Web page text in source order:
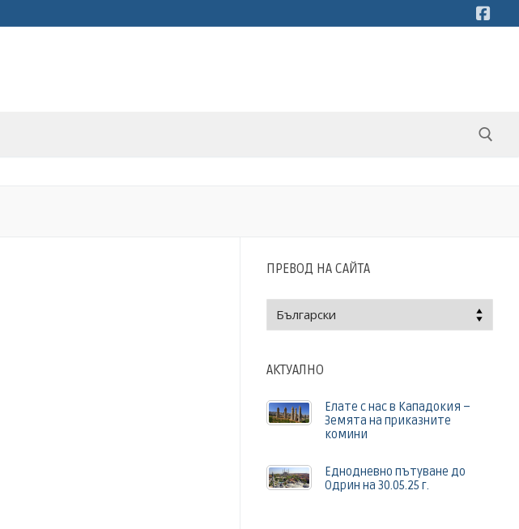
ПРЕВОД НА САЙТА
АКТУАЛНО
Елате с нас в Кападокия –
Земята на приказните
комини
Еднодневно пътуване до
Одрин на 30.05.25 г.